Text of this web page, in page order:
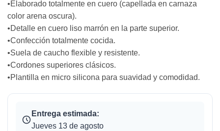
•Elaborado totalmente en cuero (capellada en carnaza
color arena oscura).
•Detalle en cuero liso marrón en la parte superior.
•Confección totalmente cocida.
•Suela de caucho flexible y resistente.
•Cordones superiores clásicos.
•Plantilla en micro silicona para suavidad y comodidad.
Entrega estimada:
Jueves 13 de agosto